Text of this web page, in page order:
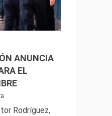
ANUNCIA
EL
Rodríguez,